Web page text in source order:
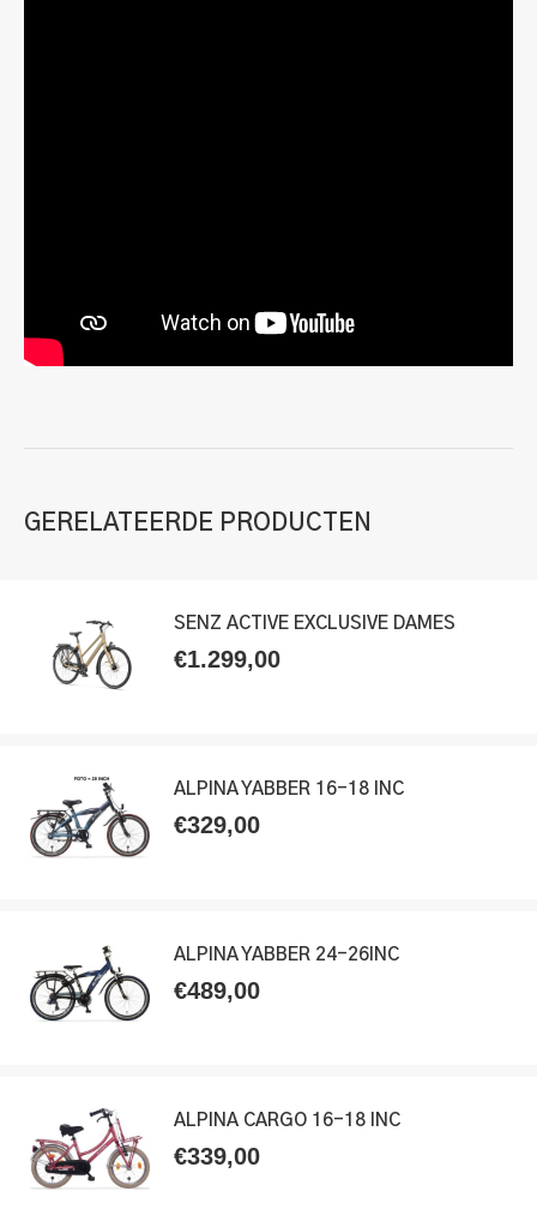
GERELATEERDE PRODUCTEN
SENZ ACTIVE EXCLUSIVE DAMES
€1.299,00
ALPINA YABBER 16-18 INC
€329,00
ALPINA YABBER 24-26INC
€489,00
ALPINA CARGO 16-18 INC
€339,00